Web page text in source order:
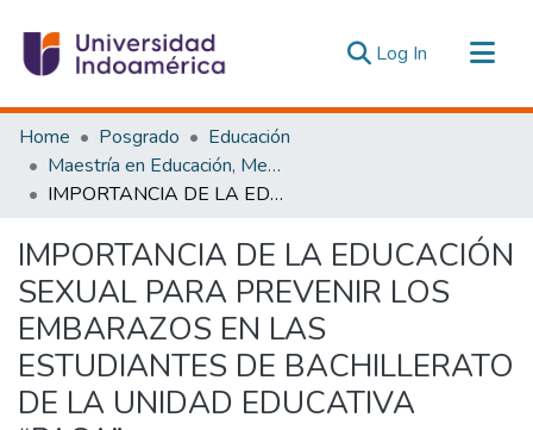
Log In (current)
Communities & Collections
All of DSpace
Statistics
Home Posgrado
Educación
Maestría en Educación, Mención Innovación y Liderazgo Educativo
IMPORTANCIA DE LA EDUCACIÓN SEXUAL PARA PREVENIR LOS EMBARAZOS EN LAS ESTUDIANTES DE BACHILLERATO DE LA UNIDAD EDUCATIVA “PASA”
IMPORTANCIA DE LA EDUCACIÓN
SEXUAL PARA PREVENIR LOS
EMBARAZOS EN LAS
ESTUDIANTES DE BACHILLERATO
DE LA UNIDAD EDUCATIVA